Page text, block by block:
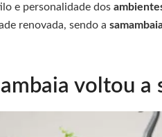
e personalidade dos
renovada, sendo a
voltou a